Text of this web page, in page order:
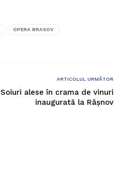
OPERA BRASOV
ARTICOLUL URMĂTOR
Soiuri alese în crama de vinuri
inaugurată la Râșnov